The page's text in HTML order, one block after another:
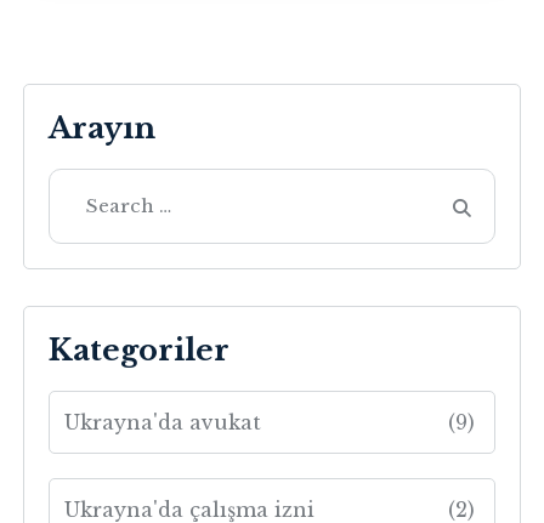
Arayın
Kategoriler
Ukrayna'da avukat (9)
Ukrayna'da çalışma izni (2)